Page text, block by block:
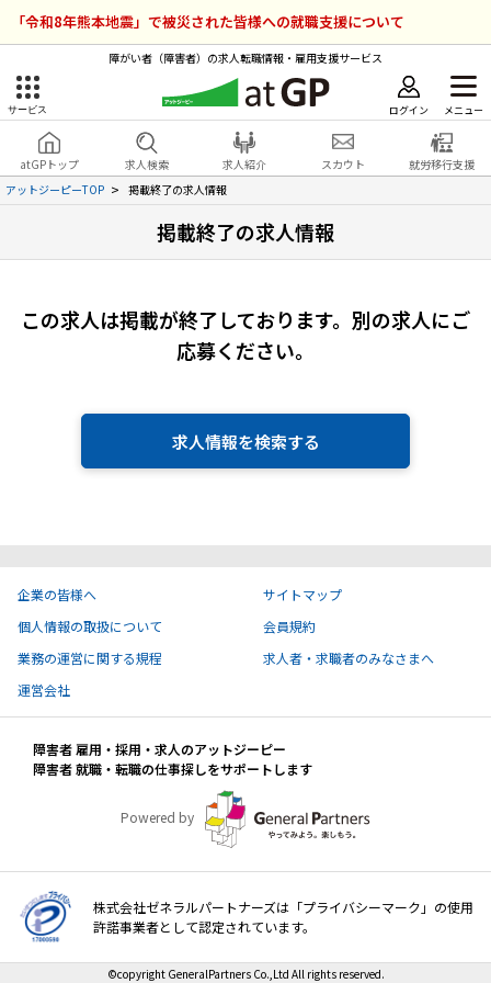
「令和8年熊本地震」で被災された皆様への就職支援について
障がい者（障害者）の求人転職情報・雇用支援サービス
サービス ログイン メニュー
atGPトップ 求人検索 求人紹介 スカウト
就労移行支援
アットジーピーTOP
掲載終了の求人情報
掲載終了の求人情報
この求人は掲載が終了しております。 別の求人にご
応募ください。
求人情報を検索する
企業の皆様へ
サイトマップ
個人情報の取扱について
会員規約
業務の運営に関する規程
求人者・求職者のみなさまへ
運営会社
障害者 雇用・採用・求人のアットジーピー
障害者 就職・転職の仕事探しをサポートします
Powered by
株式会社ゼネラルパートナーズは「プライバシーマーク」の使用
許諾事業者として認定されています。
©copyright GeneralPartners Co.,Ltd All rights reserved.
障害者雇用のアットジーピー
サービスラインナップ
就転職支援サービス
障害のある新卒学生専門の就職エージェントサービス
障害者専門の求人検索・スカウトサービス
障害別専門支援の就労移行支援サービス
ログイン 会員登録 無料
求人を紹介してもらう
スカウトを受ける
就職・転職ノウハウ
お問い合わせ・よくある質問
お問い合わせ
よくある質問
採用をお考えの企業様はこちら
メニューを閉じる